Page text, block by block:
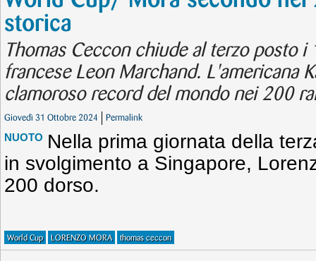
storica
Thomas Ceccon chiude al terzo posto
francese Leon Marchand. L'americana
clamoroso record del mondo nei 200
Giovedì 31 Ottobre 2024 Permalink
NUOTO Nella prima giornata della
in svolgimento a Singapore,
200 dorso.
World Cup LORENZO MORA thomas ceccon